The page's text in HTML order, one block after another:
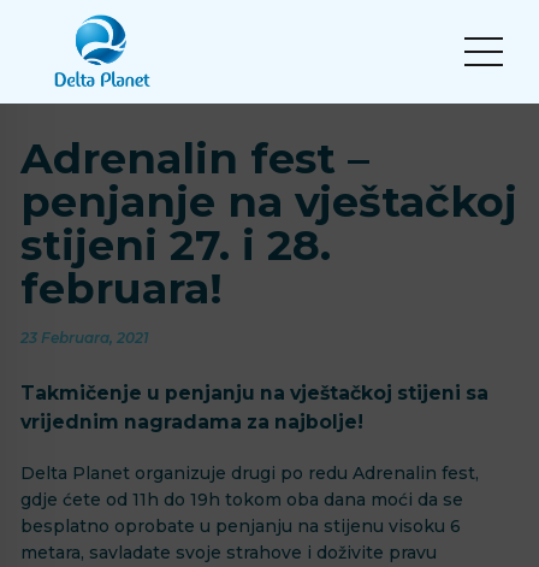
Adrenalin fest –
penjanje na vještačkoj
stijeni 27. i 28.
februara!
23 Februara, 2021
Takmičenje u penjanju na vještačkoj stijeni sa
vrijednim nagradama za najbolje!
Delta Planet organizuje drugi po redu Adrenalin fest,
gdje ćete od 11h do 19h tokom oba dana moći da se
besplatno oprobate u penjanju na stijenu visoku 6
metara, savladate svoje strahove i doživite pravu